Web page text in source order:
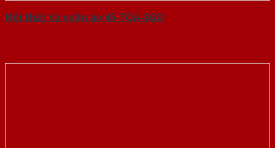
Nội thất tủ quần áo 45-TQA-SGD